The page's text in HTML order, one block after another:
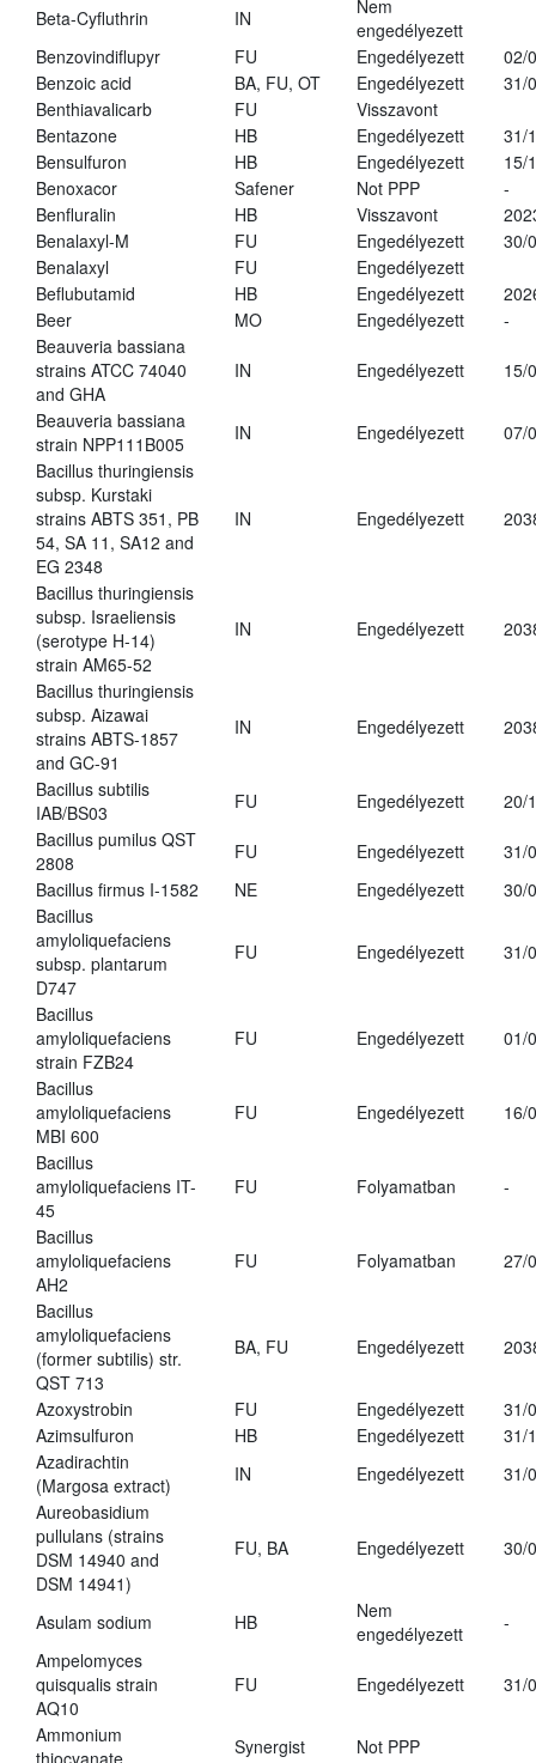
Beta-Cyfluthrin
IN
Nem
engedélyezett
Benzovindiflupyr
FU Engedélyezett
02/
Benzoic acid
BA, FU, OT Engedélyezett
31/
Benthiavalicarb
FU
Visszavont
Bentazone
HB Engedélyezett
31/
Bensulfuron
HB Engedélyezett
15/
Benoxacor
Safener Not PPP
-
Benfluralin
HB Visszavont
Benalaxyl-M
FU Engedélyezett
30/
Benalaxyl
FU
Engedélyezett
Beflubutamid
HB Engedélyezett
Beer
MO Engedélyezett
-
Beauveria bassiana
strains ATCC 74040
and GHA
IN Engedélyezett 15/
Beauveria bassiana
strain NPP111B005
IN Engedélyezett
07/
Bacillus thuringiensis
subsp. Kurstaki
strains ABTS 351, PB
54, SA 11, SA12 and
EG 2348
IN Engedélyezett
Bacillus thuringiensis
subsp. Israeliensis
(serotype H-14)
strain AM65-52
IN Engedélyezett
Bacillus thuringiensis
subsp. Aizawai
strains ABTS-1857
and GC-91
IN Engedélyezett
Bacillus subtilis
IAB/BS03
FU Engedélyezett
20/
Bacillus pumilus QST
2808
FU Engedélyezett
31/
Bacillus firmus I-1582
NE Engedélyezett
30/
Bacillus
amyloliquefaciens
subsp. plantarum
D747
FU Engedélyezett 31/
Bacillus
amyloliquefaciens
strain FZB24
FU Engedélyezett 01/
Bacillus
amyloliquefaciens
MBI 600
FU Engedélyezett 16/
Bacillus
amyloliquefaciens IT-
45
FU Folyamatban -
Bacillus
amyloliquefaciens
AH2
FU Folyamatban 27/
Bacillus
amyloliquefaciens
(former subtilis) str.
QST 713
BA, FU Engedélyezett
Azoxystrobin FU Engedélyezett
31/
Azimsulfuron
HB Engedélyezett
31/
Azadirachtin
(Margosa extract)
IN Engedélyezett
31/
Aureobasidium
pullulans (strains
DSM 14940 and
DSM 14941)
FU, BA Engedélyezett 30/
Asulam sodium HB
Nem
engedélyezett
-
Ampelomyces
quisqualis strain
AQ10
FU Engedélyezett 31/
Ammonium
Synergist Not PPP